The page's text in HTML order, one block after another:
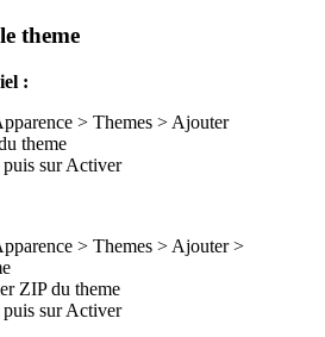
theme
:
> Themes > Ajouter
theme
sur Activer
> Themes > Ajouter >
ZIP du theme
sur Activer